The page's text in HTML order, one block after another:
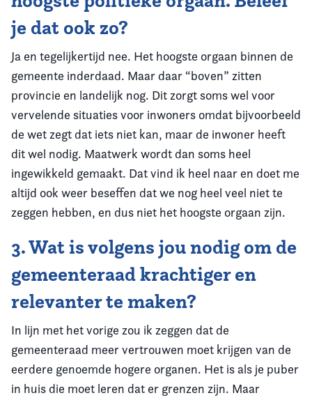
je dat ook zo?
Ja en tegelijkertijd nee. Het hoogste orgaan binnen de
gemeente inderdaad. Maar daar “boven” zitten
provincie en landelijk nog. Dit zorgt soms wel voor
vervelende situaties voor inwoners omdat bijvoorbeeld
de wet zegt dat iets niet kan, maar de inwoner heeft
dit wel nodig. Maatwerk wordt dan soms heel
ingewikkeld gemaakt. Dat vind ik heel naar en doet me
altijd ook weer beseffen dat we nog heel veel niet te
zeggen hebben, en dus niet het hoogste orgaan zijn.
3. Wat is volgens jou nodig om de
gemeenteraad krachtiger en
relevanter te maken?
In lijn met het vorige zou ik zeggen dat de
gemeenteraad meer vertrouwen moet krijgen van de
eerdere genoemde hogere organen. Het is als je puber
in huis die moet leren dat er grenzen zijn. Maar